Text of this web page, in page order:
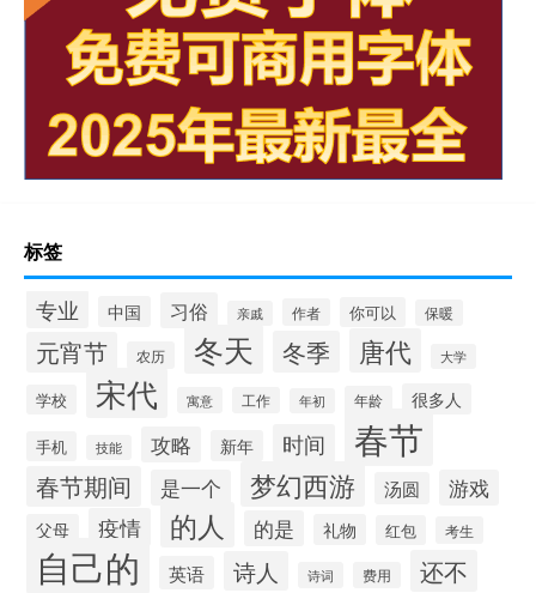
标签
专业 中国 习俗 亲戚 作者 你可以 保暖
元宵节 农历 冬天 冬季 唐代 大学
学校 宋代 寓意 工作 年初 年龄 很多人
手机 技能 攻略 新年 时间 春节
春节期间 是一个 梦幻西游 汤圆 游戏
父母 疫情 的人 的是 礼物 红包 考生
自己的 英语 诗人 诗词 费用 还不